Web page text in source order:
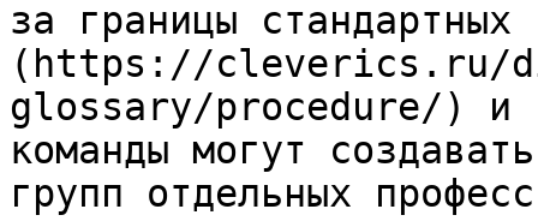
за границы
(https://cleverics.ru/
glossary/procedure/) и
команды могут
групп отдельных